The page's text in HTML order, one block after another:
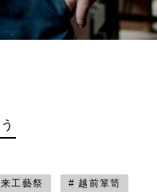
工藝祭 # 越前箪笥